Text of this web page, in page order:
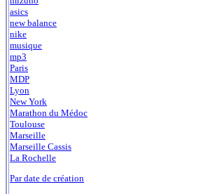
asics
new balance
nike
musique
mp3
Paris
MDP
Lyon
New York
Marathon du Médoc
Toulouse
Marseille
Marseille Cassis
La Rochelle
Par date de création